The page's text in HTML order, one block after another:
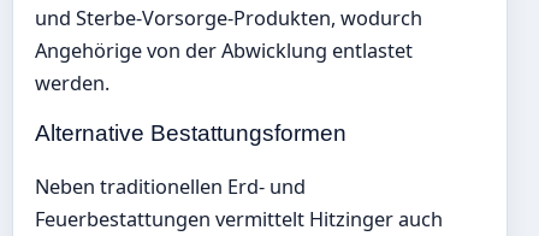
und Sterbe-Vorsorge-Produkten, wodurch
Angehörige von der Abwicklung entlastet
werden.
Alternative Bestattungsformen
Neben traditionellen Erd- und
Feuerbestattungen vermittelt Hitzinger auch